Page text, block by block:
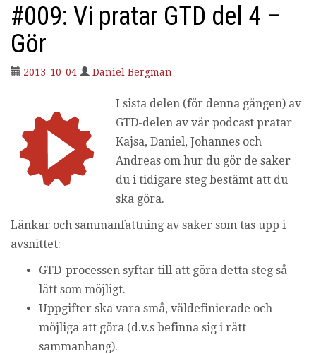
d
v
i
r
i
n
#009: Vi pratar GTD del 4 –
Gör
2013-10-04 Daniel Bergman
I sista delen (för denna gången) av
GTD-delen av vår podcast pratar
Kajsa, Daniel, Johannes och
Andreas om hur du gör de saker
du i tidigare steg bestämt att du
ska göra.
Länkar och sammanfattning av saker som tas upp i
avsnittet:
GTD-processen syftar till att göra detta steg så
lätt som möjligt.
Uppgifter ska vara små, väldefinierade och
möjliga att göra (d.v.s befinna sig i rätt
sammanhang).